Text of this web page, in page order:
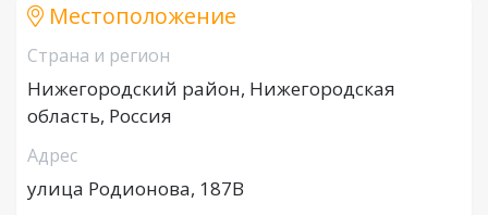
Местоположение
Страна и регион
Нижегородский район, Нижегородская
область, Россия
Адрес
улица Родионова, 187В